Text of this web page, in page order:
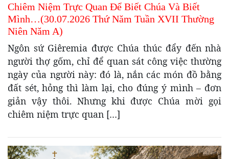
Chiêm Niệm Trực Quan Để Biết Chúa Và Biết
Mình…(30.07.2026 Thứ Năm Tuần XVII Thường
Niên Năm A)
Ngôn sứ Giêremia được Chúa thúc đẩy đến nhà
người thợ gốm, chỉ để quan sát công việc thường
ngày của người này: đó là, nắn các món đồ bằng
đất sét, hỏng thì làm lại, cho đúng ý mình – đơn
giản vậy thôi. Nhưng khi được Chúa mời gọi
chiêm niệm trực quan […]